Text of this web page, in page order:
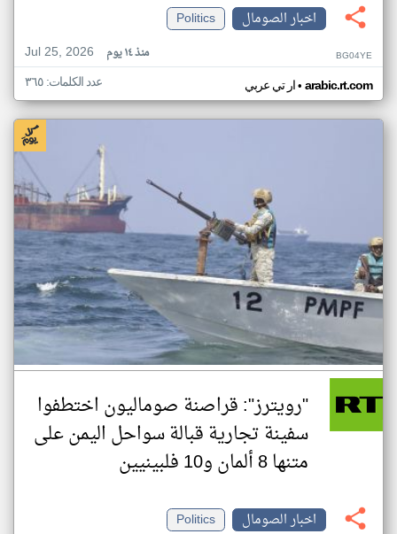
اخبار الصومال
Politics
Jul 25, 2026
منذ ١٤ يوم BG04YE
ار تي عربي• arabic.rt.com عدد الكلمات: ٣٦٥
"رويترز": قراصنة صوماليون اختطفوا
سفينة تجارية قبالة سواحل اليمن على
متنها 8 ألمان و10 فلبينيين
اخبار الصومال
Politics